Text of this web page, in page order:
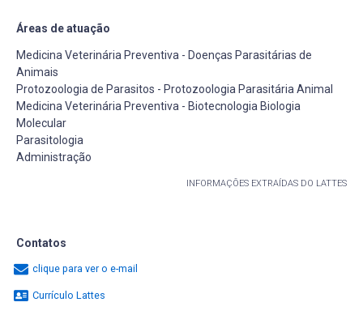
Áreas de atuação
Medicina Veterinária Preventiva - Doenças Parasitárias de
Animais
Protozoologia de Parasitos - Protozoologia Parasitária Animal
Medicina Veterinária Preventiva - Biotecnologia Biologia
Molecular
Parasitologia
Administração
INFORMAÇÕES EXTRAÍDAS DO LATTES
Contatos
clique para ver o e-mail
Currículo Lattes